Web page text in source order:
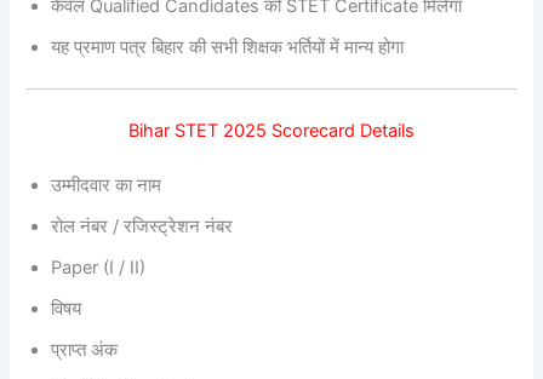
केवल Qualified Candidates को STET Certificate मिलेगा
यह प्रमाण पत्र बिहार की सभी शिक्षक भर्तियों में मान्य होगा
Bihar STET 2025 Scorecard Details
उम्मीदवार का नाम
रोल नंबर / रजिस्ट्रेशन नंबर
Paper (I / II)
विषय
प्राप्त अंक